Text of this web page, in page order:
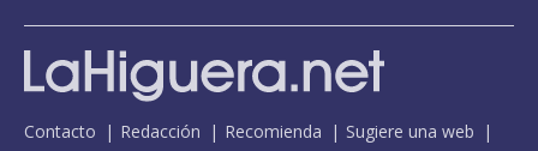
Contacto Redacción Recomienda Sugiere una web